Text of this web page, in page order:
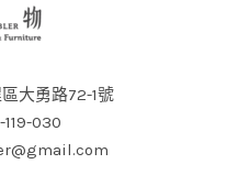
大勇路72-1號
030